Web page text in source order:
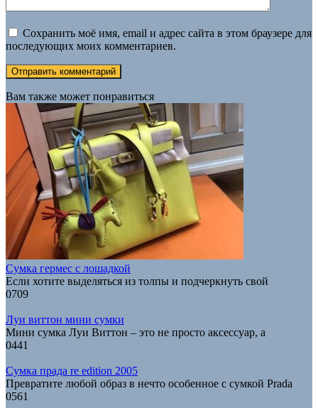
Сохранить моё имя, email и адрес сайта в этом браузере для
последующих моих комментариев.
Вам также может понравиться
Сумка гермес с лошадкой
Если хотите выделяться из толпы и подчеркнуть свой
0709
Луи виттон мини сумки
Мини сумка Луи Виттон – это не просто аксессуар, а
0441
Сумка прада re edition 2005
Превратите любой образ в нечто особенное с сумкой Prada
0561